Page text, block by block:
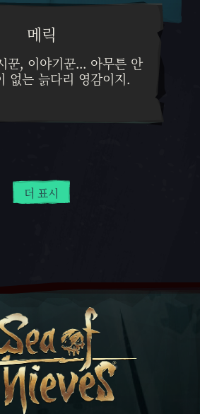
메릭
꾼, 이야기꾼... 아무튼 안
없는 늙다리 영감이지.
음악가, 낚시꾼, 이야기꾼... 아
더 표시